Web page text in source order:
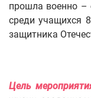
прошла военно –
среди учащихся
защитника
Цель